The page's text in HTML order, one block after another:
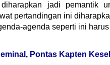
jadi pemantik
pertandingan ini
agenda seperti ini
Pontas Kapten